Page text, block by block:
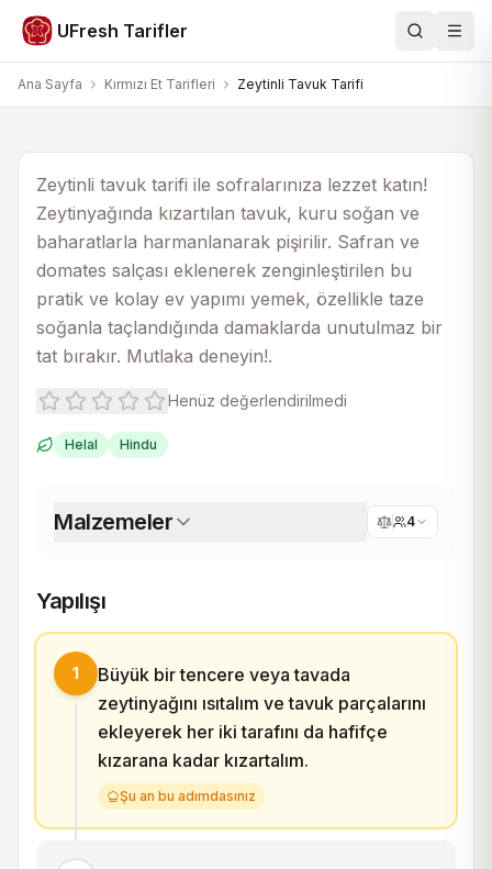
UFresh Tarifler Ara
Ana Sayfa Kırmızı Et Tarifleri Zeytinli Tavuk Tarifi
Kırmızı Et Tarifleri
Zeytinli Tavuk Tarifi
30 dk 45 dk 4
Zeytinli tavuk tarifi ile sofralarınıza lezzet katın!
Zeytinyağında kızartılan tavuk, kuru soğan ve
baharatlarla harmanlanarak pişirilir. Safran ve
domates salçası eklenerek zenginleştirilen bu
pratik ve kolay ev yapımı yemek, özellikle taze
soğanla taçlandığında damaklarda unutulmaz bir
tat bırakır. Mutlaka deneyin!.
Henüz değerlendirilmedi
Helal Hindu
Malzemeler 4
Yapılışı
1
Büyük bir tencere veya tavada
zeytinyağını ısıtalım ve tavuk parçalarını
ekleyerek her iki tarafını da hafifçe
kızarana kadar kızartalım.
Şu an bu adımdasınız